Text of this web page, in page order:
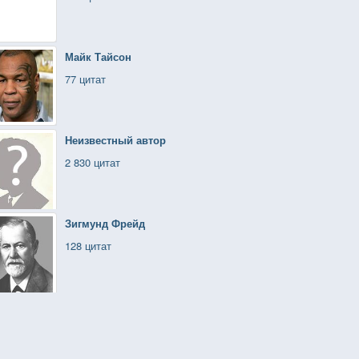
Майк Тайсон
77 цитат
Неизвестный автор
2 830 цитат
Зигмунд Фрейд
128 цитат